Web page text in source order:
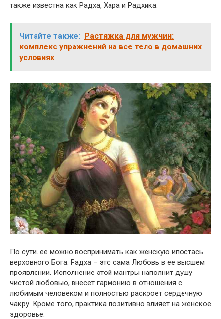
также известна как Радха, Хара и Радхика.
Читайте также: Растяжка для мужчин:
комплекс упражнений на все тело в домашних
условиях
По сути, ее можно воспринимать как женскую ипостась
верховного Бога. Радха – это сама Любовь в ее высшем
проявлении. Исполнение этой мантры наполнит душу
чистой любовью, внесет гармонию в отношения с
любимым человеком и полностью раскроет сердечную
чакру. Кроме того, практика позитивно влияет на женское
здоровье.